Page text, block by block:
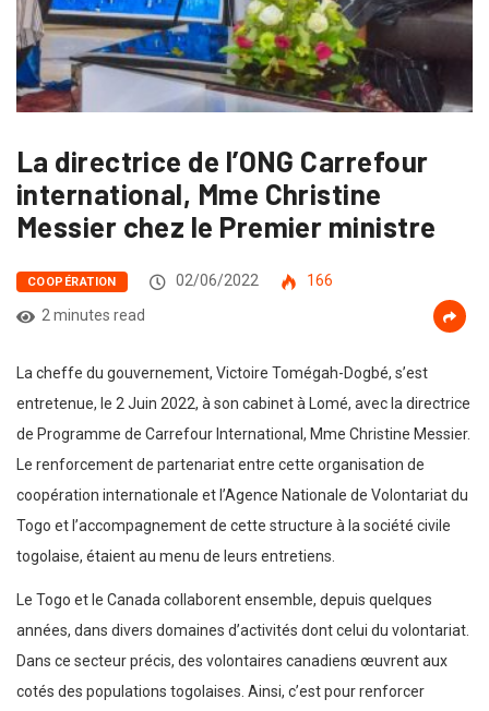
La directrice de l’ONG Carrefour
international, Mme Christine
Messier chez le Premier ministre
COOPÉRATION 02/06/2022
166
2 minutes read
La cheffe du gouvernement, Victoire Tomégah-Dogbé, s’est
entretenue, le 2 Juin 2022, à son cabinet à Lomé, avec la directrice
de Programme de Carrefour International, Mme Christine Messier.
Le renforcement de partenariat entre cette organisation de
coopération internationale et l’Agence Nationale de Volontariat du
Togo et l’accompagnement de cette structure à la société civile
togolaise, étaient au menu de leurs entretiens.
Le Togo et le Canada collaborent ensemble, depuis quelques
années, dans divers domaines d’activités dont celui du volontariat.
Dans ce secteur précis, des volontaires canadiens œuvrent aux
cotés des populations togolaises. Ainsi, c’est pour renforcer